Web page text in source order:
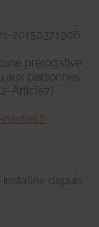
20150371906
prérogative
aux personnes
Article7)
installée depuis